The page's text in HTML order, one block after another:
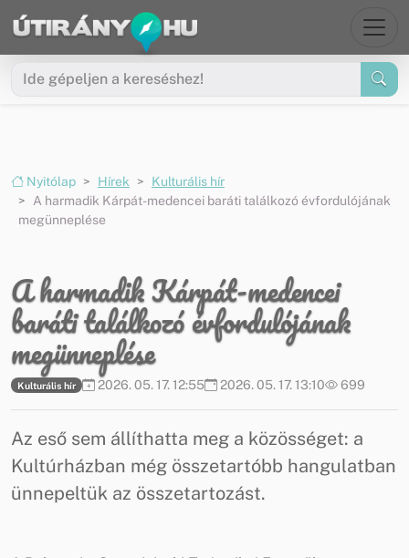
Ugrás a menüre
Ugrás a tartalomra
Nyitólap Hírek
Kulturális hír
A harmadik Kárpát-medencei baráti találkozó évfordulójának
megünneplése
A harmadik Kárpát-medencei
baráti találkozó évfordulójának
megünneplése
Kulturális hír 2026. 05. 17. 12:55 2026. 05. 17. 13:10 699
Az eső sem állíthatta meg a közösséget: a
Kultúrházban még összetartóbb hangulatban
ünnepeltük az összetartozást.